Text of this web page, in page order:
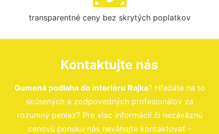
transparentné ceny bez skrytých poplatkov
Kontaktujte nás
Gumená podlaha do interiéru Rajka? Hľadáte na to
skúsených a zodpovedných profesionálov za
rozumný peniaz? Pre viac informácií či nezáväznú
cenovú ponuku nás neváhajte kontaktovať –